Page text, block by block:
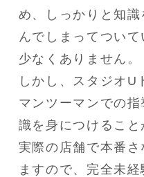
め、しっかりと知
んでしまってつい
少なくありません。
しかし、スタジオU
マンツーマンでの
識を身につけること
実際の店舗で本番
ますので、完全未